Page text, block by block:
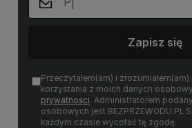
Zapisz się
Przeczytałem(am) i
korzystania z moich danych
prywatności. Administratorem
osobowych jest BEZPRZEWODU.PL
każdym czasie wycofać tę zgodę.